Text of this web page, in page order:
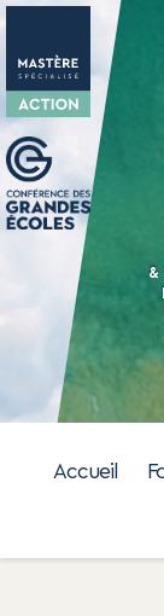
&
Accueil